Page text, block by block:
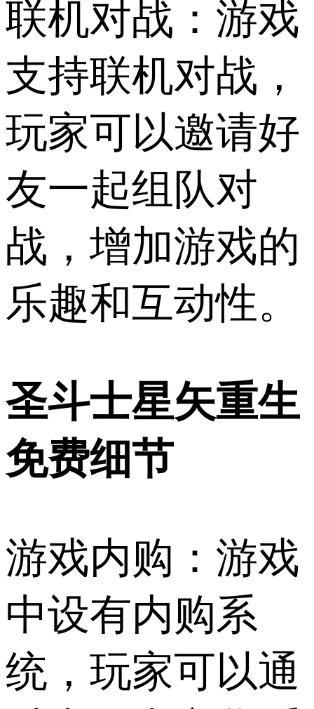
联机对战：游戏
支持联机对战，
玩家可以邀请好
友一起组队对
战，增加游戏的
乐趣和互动性。
圣斗士星矢重生
免费细节
游戏内购：游戏
中设有内购系
统，玩家可以通